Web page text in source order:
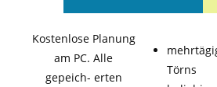
Kostenlose Planung
am PC. Alle
gepeich- erten
Törns